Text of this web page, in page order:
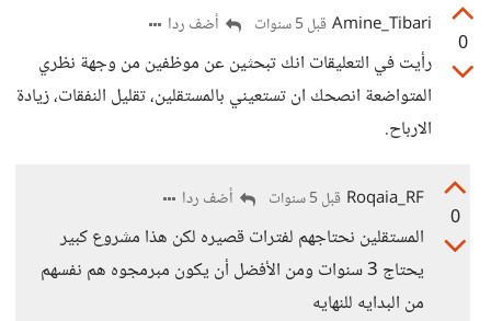
0
Amine_Tibari قبل 5 سنوات أضف ردا
رأيت في التعليقات انك تبحثين عن موظفين من وجهة نظري
المتواضعة انصحك ان تستعيني بالمستقلين، تقليل النفقات، زيادة
الارباح.
0
Roqaia_RF قبل 5 سنوات أضف ردا
المستقلين نحتاجهم لفترات قصيره لكن هذا مشروع كبير
يحتاج 3 سنوات ومن الأفضل أن يكون مبرمجوه هم نفسهم
من البدايه للنهايه